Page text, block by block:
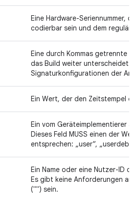
Eine Hardware-Seriennummer,
codierbar sein und dem
Eine durch Kommas getrennte
das Build weiter unterscheidet.
Signaturkonfigurationen der
Ein Wert, der den Zeitstempel
Ein vom Geräteimplementierer
Dieses Feld MUSS einen der
entsprechen: „user“,
Ein Name oder eine Nutzer-ID
Es gibt keine Anforderungen an
("") sein.